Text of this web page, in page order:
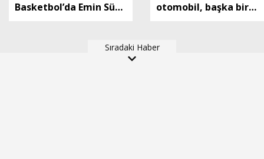
Basketbol’da Emin Süel
otomobil, başka bir
ölü, 2 ağır yaralı(2)
Sıradaki Haber